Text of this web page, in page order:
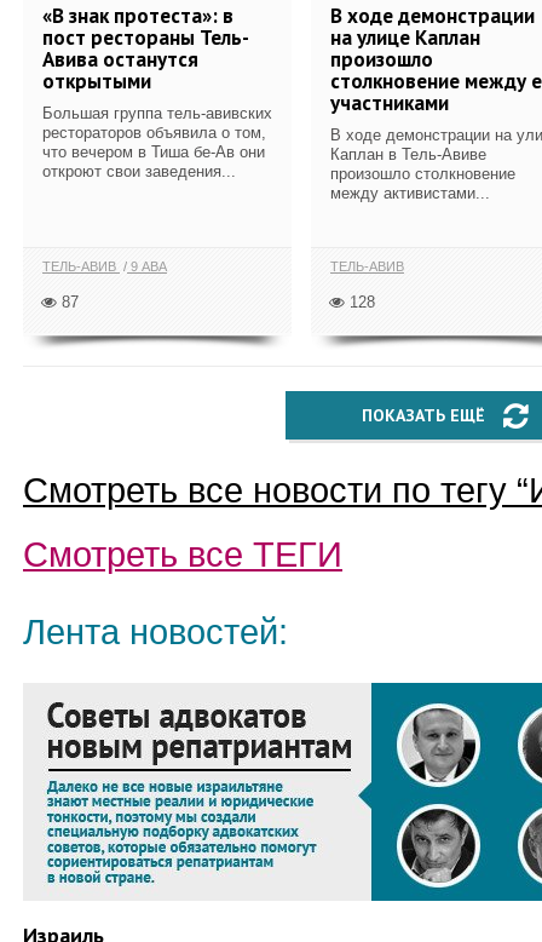
«В знак протеста»: в
пост рестораны Тель-
Авива останутся
открытыми
Большая группа тель-авивских
рестораторов объявила о том,
что вечером в Тиша бе-Ав они
откроют свои заведения...
ТЕЛЬ-АВИВ 9 АВА
87
В ходе демонстрации
на улице Каплан
произошло
столкновение между
участниками
В ходе демонстрации на
Каплан в Тель-Авиве
произошло столкновение
между активистами...
ТЕЛЬ-АВИВ
128
ПОКАЗАТЬ ЕЩЁ
Смотреть все новости по тегу “
Смотреть все ТЕГИ
Лента новостей:
Израиль